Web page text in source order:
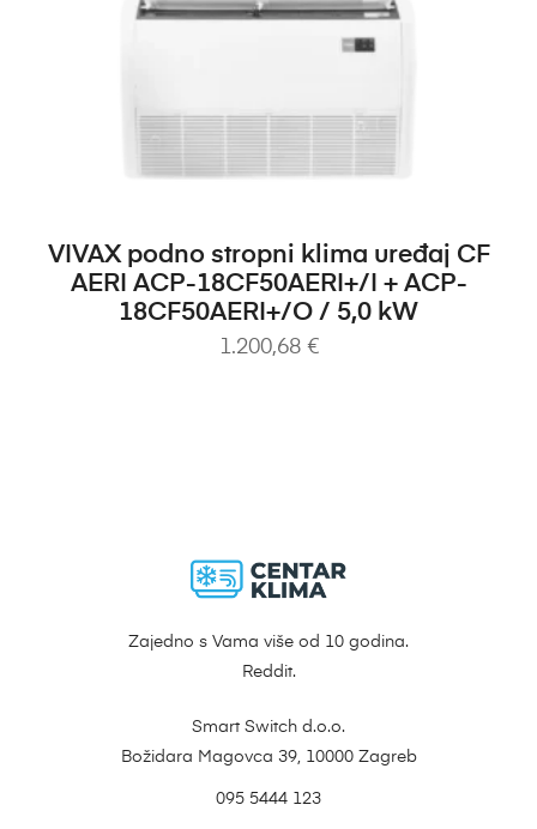
DODAJ U KOŠARICU
VIVAX podno stropni klima uređaj CF
AERI ACP-18CF50AERI+/I + ACP-
18CF50AERI+/O / 5,0 kW
1.200,68 €
Zajedno s Vama više od 10 godina.
Reddit.
Smart Switch d.o.o.
Božidara Magovca 39, 10000 Zagreb
095 5444 123